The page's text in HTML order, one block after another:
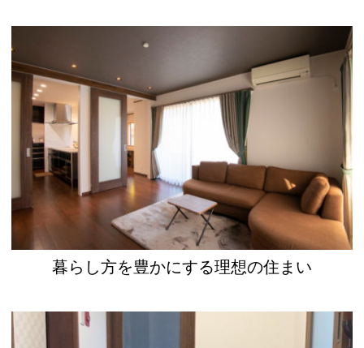
暮らし方を豊かにする理想の住まい